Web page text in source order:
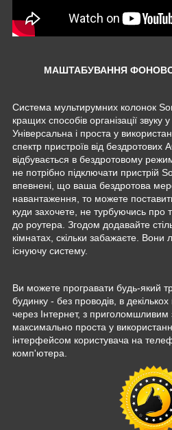
МАШТАБУВАННЯ
Система мультирумних колонок
кращих способів організації звуку
Універсальна і проста у
спектр пристроїв від
відбувається в бездротовому
не потрібно підключати пристрій
впевнені, що ваша бездротова
навантаження, то можете
куди захочете, не турбуючись про
до роутера. Згодом додавайте
кімнатах, скільки забажаєте. Вони
існуючу систему.
Ви можете програвати будь-який
будинку - без проводів, в
через Інтернет, з
максимально проста у
інтерфейсом користувача на
комп'ютера.